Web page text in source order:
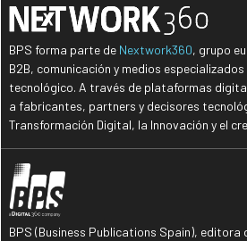
BPS forma parte de Nextwork360, grupo
B2B, comunicación y medios
tecnológico. A través de plataformas
a fabricantes, partners y decisores
Transformación Digital, la Innovación y el
BPS (Business Publications Spain),